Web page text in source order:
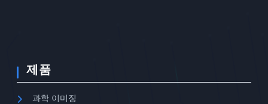
제품
과학 이미징